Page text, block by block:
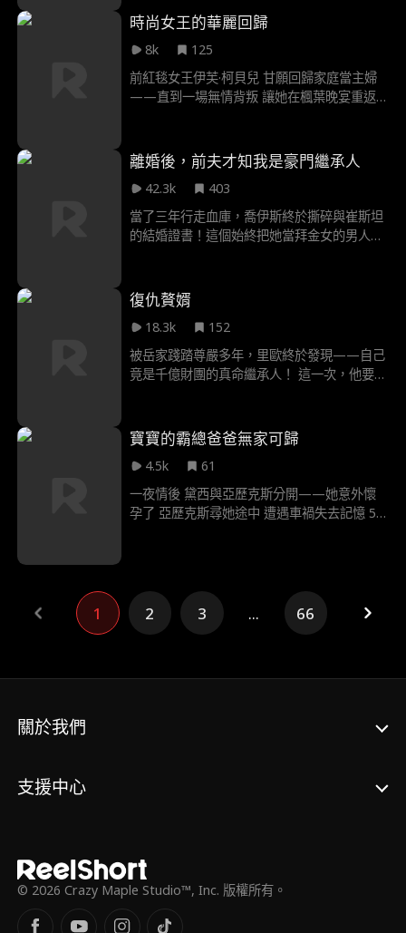
破鏡重圓？
時尚女王的華麗回歸
8k
125
前紅毯女王伊芙·柯貝兒 甘願回歸家庭當主婦
——直到一場無情背叛 讓她在楓葉晚宴重返
離婚後，前夫才知我是豪門繼承人
42.3k
403
當了三年行走血庫，喬伊斯終於撕碎與崔斯坦
的結婚證書！這個始終把她當拜金女的男人根
在自家醫院頂樓時，那個總需要她輸血的柔弱
白月光，正被他親手推進情敵威廉的懷裏。 現
在，輪到高高在上的心臟外科權威來當輸家：
他要挽回的不僅是愛情 更是被自己親手踐踏的
一顆億萬富翁的真心⋯⋯
復仇贅婿
18.3k
152
被岳家踐踏尊嚴多年，里歐終於發現——自己
竟是千億財團的真命繼承人！ 這一次，他要那
寶寶的霸總爸爸無家可歸
4.5k
61
一夜情後 黛西與亞歷克斯分開——她意外懷
孕了 亞歷克斯尋她途中 遭遇車禍失去記憶 5
反派復仇
1 2 3 ... 66
關於我們
支援中心
© 2026 Crazy Maple Studio™, Inc. 版權所有。